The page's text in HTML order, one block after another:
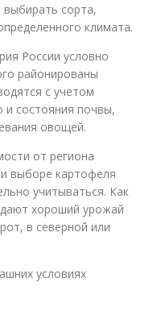
сорта,
климата.
России условно
районированы
с учетом
и состояния почвы,
овощей.
от региона
выборе картофеля
учитываться. Как
хороший урожай
в северной или
условиях